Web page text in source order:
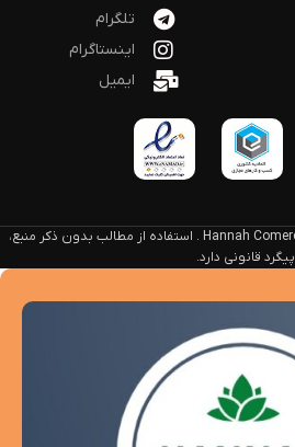
تلگرام
اینستاگرام
ایمیل
طراحی و توسعه توسط Hannah Comercial Group . استفاده از مطالب بدون ذکر منبع،
پیگرد قانونی دارد.